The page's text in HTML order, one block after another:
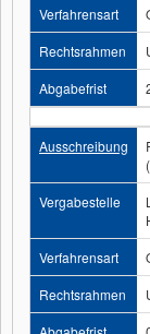
Verfahrensart
Rechtsrahmen
Abgabefrist
Ausschreibung
Vergabestelle
Verfahrensart
Rechtsrahmen